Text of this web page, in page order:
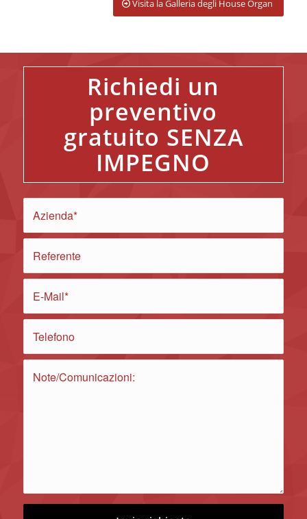
Visita la Galleria degli House Organ
Richiedi un
preventivo
gratuito SENZA
IMPEGNO